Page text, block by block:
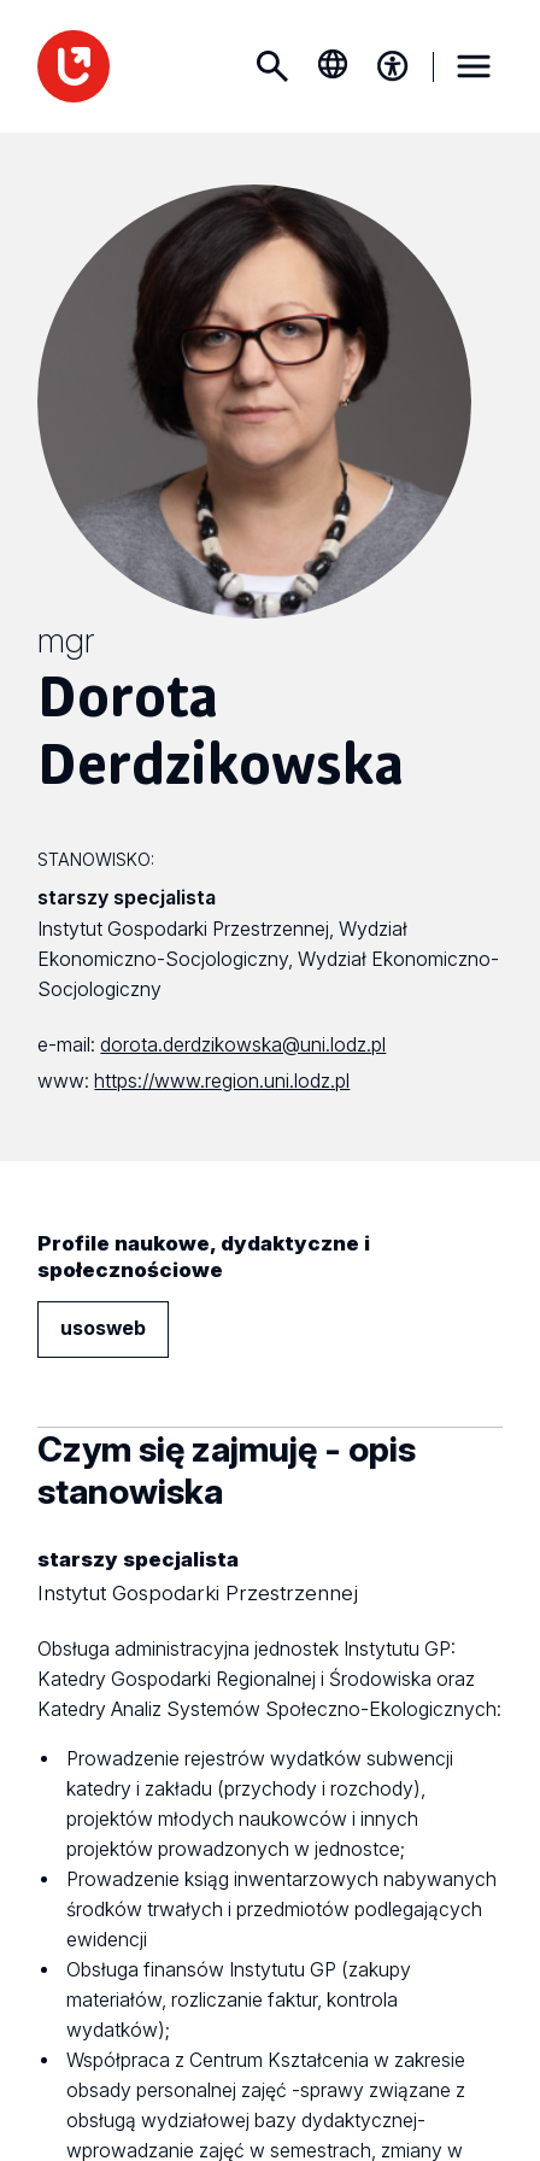
mgr
Dorota
Derdzikowska
STANOWISKO:
starszy specjalista
Instytut Gospodarki Przestrzennej, Wydział
Ekonomiczno-Socjologiczny, Wydział Ekonomiczno-
Socjologiczny
e-mail:dorota.derdzikowska@uni.lodz.pl
www:https://www.region.uni.lodz.pl
Profile naukowe, dydaktyczne i
społecznościowe
usosweb
Czym się zajmuję - opis
stanowiska
starszy specjalista
Instytut Gospodarki Przestrzennej
Obsługa administracyjna jednostek Instytutu GP:
Katedry Gospodarki Regionalnej i Środowiska oraz
Katedry Analiz Systemów Społeczno-Ekologicznych:
Prowadzenie rejestrów wydatków subwencji
katedry i zakładu (przychody i rozchody),
projektów młodych naukowców i innych
projektów prowadzonych w jednostce;
Prowadzenie ksiąg inwentarzowych nabywanych
środków trwałych i przedmiotów podlegających
ewidencji
Obsługa finansów Instytutu GP (zakupy
materiałów, rozliczanie faktur, kontrola
wydatków);
Współpraca z Centrum Kształcenia w zakresie
obsady personalnej zajęć -sprawy związane z
obsługą wydziałowej bazy dydaktycznej-
wprowadzanie zajęć w semestrach, zmiany w